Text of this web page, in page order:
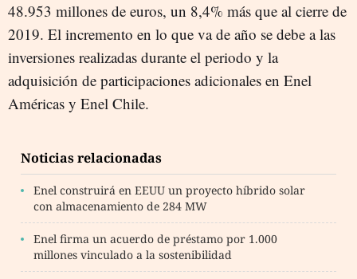
48.953 millones de euros, un 8,4% más que al cierre de
2019. El incremento en lo que va de año se debe a las
inversiones realizadas durante el periodo y la
adquisición de participaciones adicionales en Enel
Américas y Enel Chile.
Noticias relacionadas
Enel construirá en EEUU un proyecto híbrido solar
con almacenamiento de 284 MW
Enel firma un acuerdo de préstamo por 1.000
millones vinculado a la sostenibilidad